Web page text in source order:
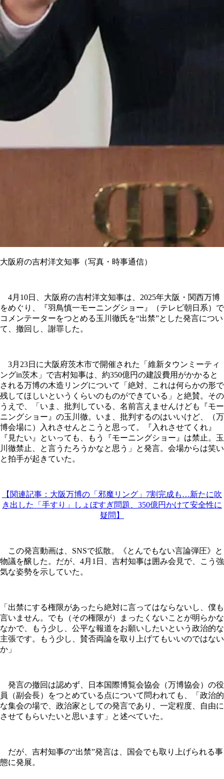
大阪府の吉村洋文知事（写真・時事通信）
4月10日、大阪府の吉村洋文知事は、2025年大阪・関西万博
をめぐり、『羽鳥慎一モーニングショー』（テレビ朝日系）で
コメンテーターをつとめる玉川徹氏を“出禁”とした発言につい
て、撤回し、謝罪した。
3月23日に大阪府茨木市で開催された「維新タウンミーティ
ングin茨木」で吉村知事は、約350億円の建設費用がかかると
される万博の木造リングについて「絶対、これは何らかの形で
残してほしいというくらいのものができている」と絶賛。その
うえで、「いま、批判している、名前言えませんけども『モー
ニングショー』の玉川徹。いま、批判するのはいいけど、（万
博会場に）入れさせんとこうと思って。『入れさせてくれ』
『見たい』といっても、もう『モーニングショー』は禁止。玉
川徹禁止、と言うたろうかなと思う」と発言。会場からは笑い
と拍手が起きていた。
【関連記事：大阪万博の「邪魔リング」7割完成も…新たに吹
き出した「手すり」しょぼすぎ問題、350億円かけて安全性に
疑問】
この発言動画は、SNSで拡散。《とんでもない言論弾圧》と
物議を醸した。だが、4月1日、吉村知事は囲み会見で、こう強
気な姿勢を示していた。
「出禁にする権限があったら絶対に言ってはならないし、僕も
言いません。でも（その権限が）まったくないことが明らかな
なかで、もう少し、公平な報道をお願いしたいという政治的な
主張です。もう少し、賛否両論を取り上げてもいいのではない
か」
発言の撤回は認めず、日本国際博覧会協会（万博協会）の役
員（副会長）をつとめている点について問われても、「政治的
な集会の場で、政治家としての発言であり、一定程度、自由に
させてもらいたいと思います」と述べていた。
だが、吉村知事の“出禁”発言は、国会でも取り上げられる事
態に発展。